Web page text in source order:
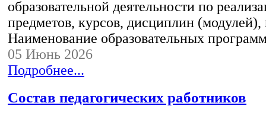
образовательной деятельности по
предметов, курсов, дисциплин (модулей),
Наименование образовательных
05 Июнь 2026
Подробнее...
Состав педагогических работников